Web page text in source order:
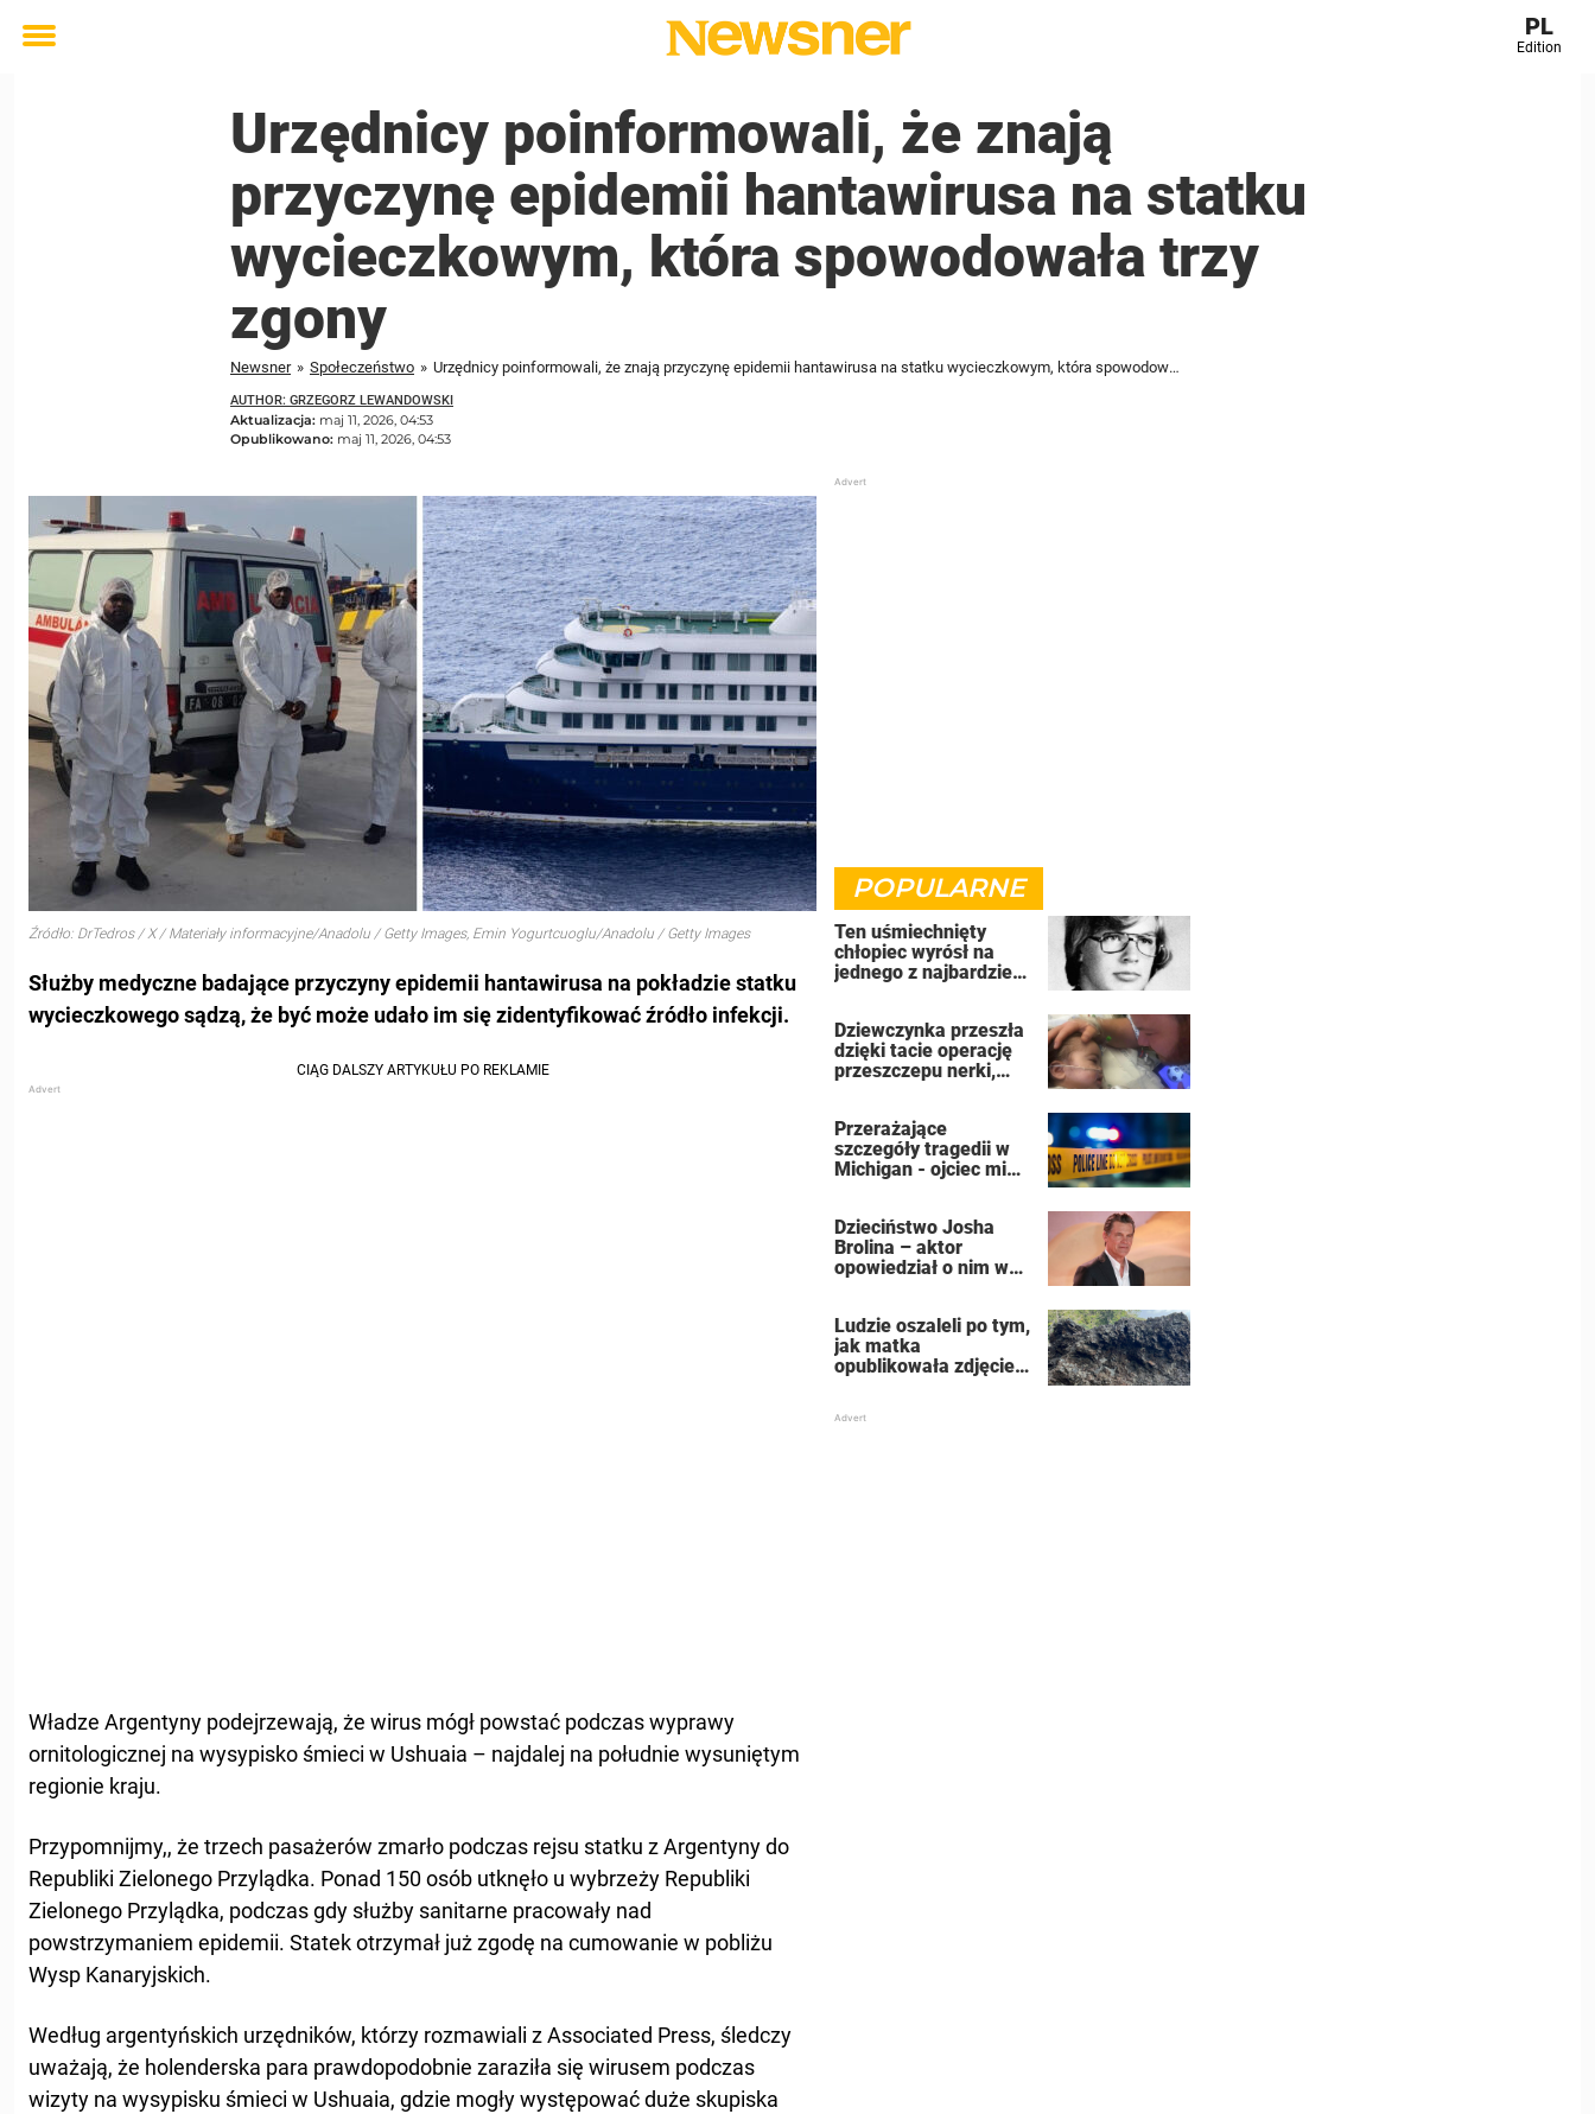
Toggle
PL
Edition
Urzędnicy poinformowali, że znają
przyczynę epidemii hantawirusa na statku
wycieczkowym, która spowodowała trzy
zgony
Newsner » Społeczeństwo » Urzędnicy poinformowali, że znają przyczynę epidemii hantawirusa na statku wycieczkowym, która spowodowała trzy zgony
AUTHOR: GRZEGORZ LEWANDOWSKI
Aktualizacja: maj 11, 2026, 04:53
Opublikowano: maj 11, 2026, 04:53
Źródło: DrTedros / X / Materiały informacyjne/Anadolu / Getty Images, Emin Yogurtcuoglu/Anadolu / Getty Images
Służby medyczne badające przyczyny epidemii hantawirusa na pokładzie statku
wycieczkowego sądzą, że być może udało im się zidentyfikować źródło infekcji.
Władze Argentyny podejrzewają, że wirus mógł powstać podczas wyprawy
ornitologicznej na wysypisko śmieci w Ushuaia – najdalej na południe wysuniętym
regionie kraju.
Przypomnijmy,, że trzech pasażerów zmarło podczas rejsu statku z Argentyny do
Republiki Zielonego Przylądka. Ponad 150 osób utknęło u wybrzeży Republiki
Zielonego Przylądka, podczas gdy służby sanitarne pracowały nad
powstrzymaniem epidemii. Statek otrzymał już zgodę na cumowanie w pobliżu
Wysp Kanaryjskich.
Według argentyńskich urzędników, którzy rozmawiali z Associated Press, śledczy
uważają, że holenderska para prawdopodobnie zaraziła się wirusem podczas
wizyty na wysypisku śmieci w Ushuaia, gdzie mogły występować duże skupiska
POPULARNE
Ten uśmiechnięty
chłopiec wyrósł na
jednego z najbardziej
Dziewczynka przeszła
dzięki tacie operację
przeszczepu nerki,
Przerażające
szczegóły tragedii w
Michigan - ojciec miał
siebie
Dzieciństwo Josha
Brolina – aktor
opowiedział o nim w
Ludzie oszaleli po tym,
jak matka
opublikowała zdjęcie
„znaleźli jej córkę”